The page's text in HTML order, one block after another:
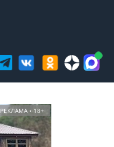
РЕКЛАМА • 18+